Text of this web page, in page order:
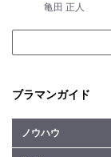
亀田 正人
ブラマンガイド
ノウハウ